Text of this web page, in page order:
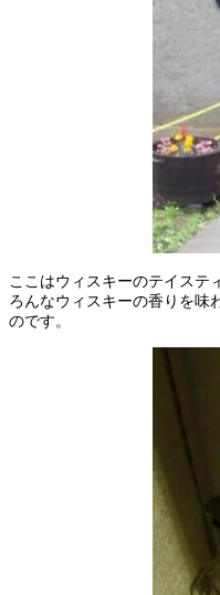
ここはウィスキーのテイステ
ろんなウィスキーの香りを味
のです。